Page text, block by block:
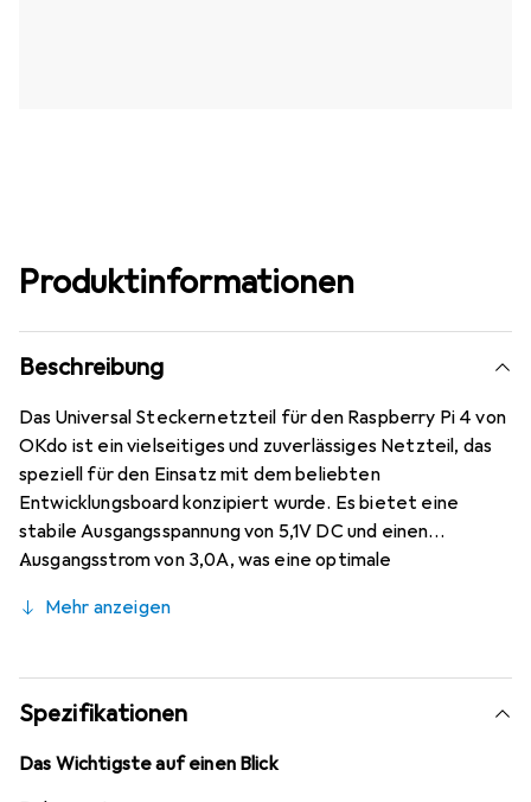
Produktinformationen
Beschreibung
Das Universal Steckernetzteil für den Raspberry Pi 4 von
OKdo ist ein vielseitiges und zuverlässiges Netzteil, das
speziell für den Einsatz mit dem beliebten
Entwicklungsboard konzipiert wurde. Es bietet eine
stabile Ausgangsspannung von 5,1V DC und einen
Ausgangsstrom von 3,0A, was eine optimale
Das integrierte Kabel mit USB Type C Stecker
austauschbaren Steckerköpfe den internationalen
Einsatz erleichtern. Das Netzteil ist für einen breiten
Eingangsspannungsbereich von 100 bis 240V AC
ausgelegt und verfügt über Schutzmechanismen wie
Mehr anzeigen
Spezifikationen
Das Wichtigste auf einen Blick